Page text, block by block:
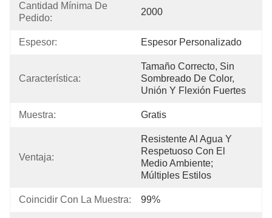
Cantidad Mínima De
Pedido:
2000
Espesor: Espesor Personalizado
Característica:
Tamaño Correcto, Sin
Sombreado De Color,
Unión Y Flexión Fuertes
Muestra: Gratis
Ventaja:
Resistente Al Agua Y
Respetuoso Con El
Medio Ambiente;
Múltiples Estilos
Coincidir Con La Muestra: 99%